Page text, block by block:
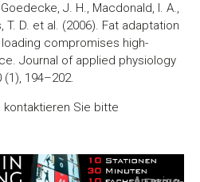
J. H., Macdonald, I. A.,
T. D. et al. (2006). Fat adaptation
compromises high-
Journal of applied physiology
(1), 194–202.
kontaktieren Sie bitte